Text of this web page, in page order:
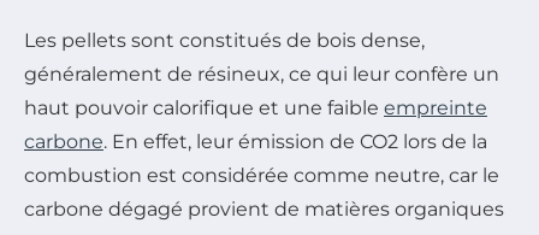
Les pellets sont constitués de bois dense,
généralement de résineux, ce qui leur confère un
haut pouvoir calorifique et une faible empreinte
carbone. En effet, leur émission de CO2 lors de la
combustion est considérée comme neutre, car le
carbone dégagé provient de matières organiques